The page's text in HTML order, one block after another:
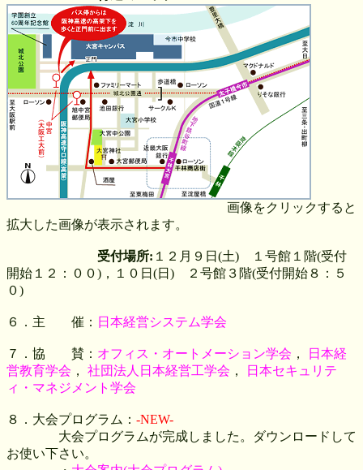
画像をクリックすると
拡大した画像が表示されます。
受付場所: １２月９日(土) １号館１階(受付
開始１２：００)，１０日(日) ２号館３階(受付開始８：５
０)
６．主 催： 日本経営システム学会
７．協 賛： オフィス・オートメーション学会 ，
日本経
営教育学会 ， 社団法人日本経営工学会 ，
日本セキュリテ
ィ・マネジメント学会
８．大会プログラム： -NEW-
大会プログラムが完成しました。ダウンロードして
お使い下さい。